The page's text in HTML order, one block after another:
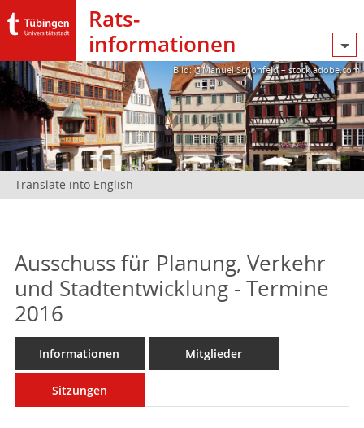
Rats­
informationen
Bild: @Manuel Schönfeld – stock.adobe.com
Translate into English
Ausschuss für Planung, Verkehr
und Stadtentwicklung - Termine
2016
Informationen Mitglieder
Sitzungen